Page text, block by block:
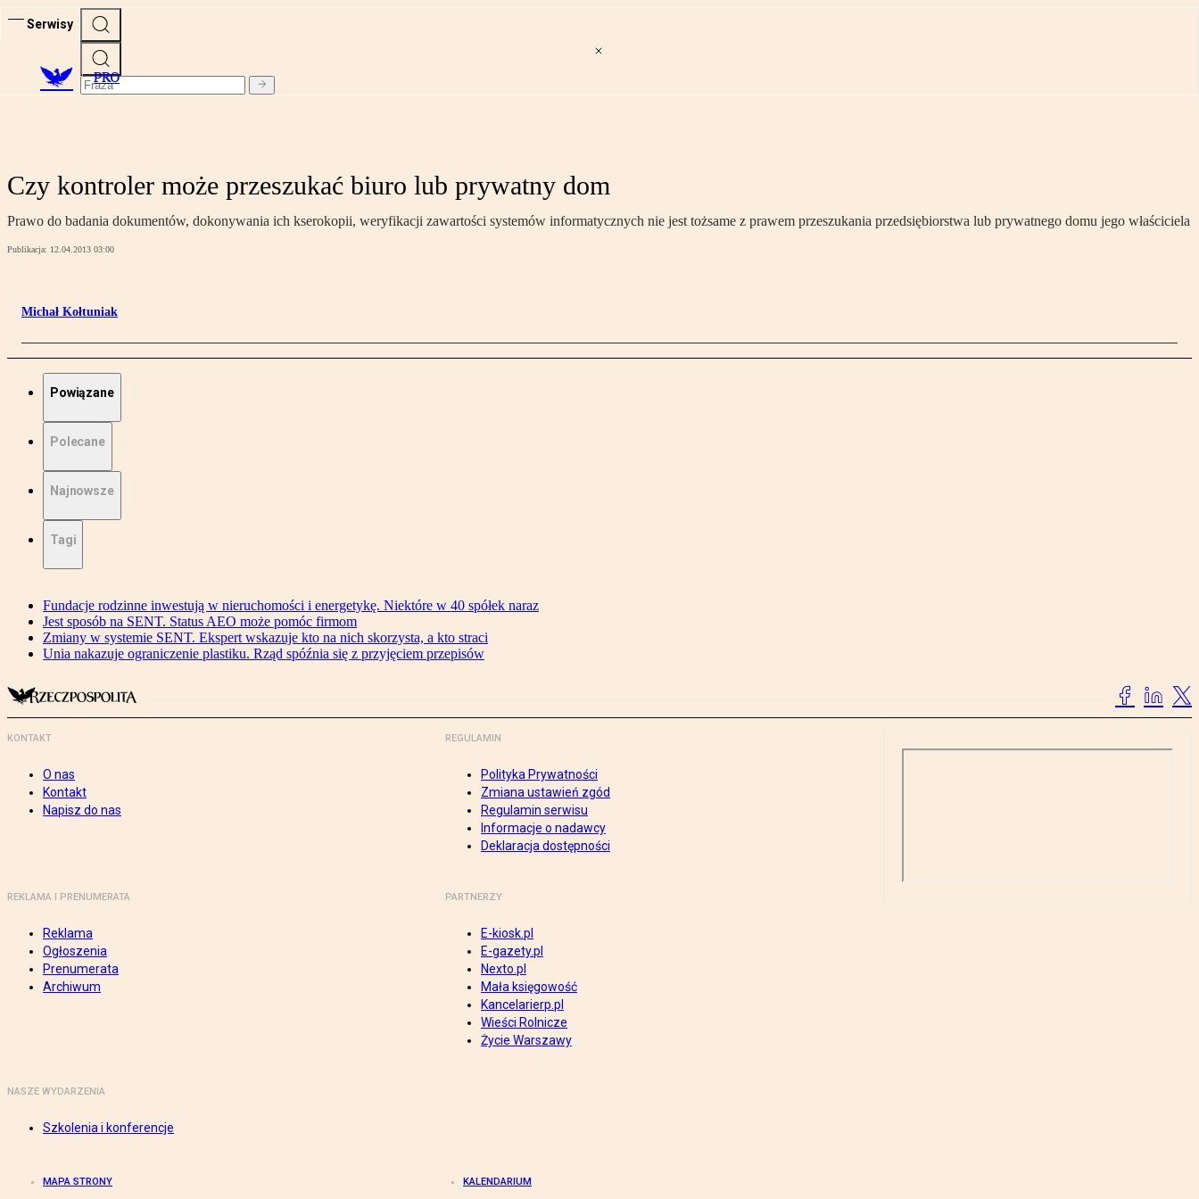
Serwisy
PRO
Czy kontroler może przeszukać biuro lub prywatny dom
Prawo do badania dokumentów, dokonywania ich kserokopii, weryfikacji zawartości systemów informatycznych nie jest tożsame z prawem przeszukania przedsiębiorstwa lub prywatnego domu jego właściciela
Publikacja: 12.04.2013 03:00
Michał Kołtuniak
Powiązane
Polecane
Najnowsze
Tagi
Fundacje rodzinne inwestują w nieruchomości i energetykę. Niektóre w 40 spółek naraz
Jest sposób na SENT. Status AEO może pomóc firmom
Zmiany w systemie SENT. Ekspert wskazuje kto na nich skorzysta, a kto straci
Unia nakazuje ograniczenie plastiku. Rząd spóźnia się z przyjęciem przepisów
KONTAKT
O nas
Kontakt
Napisz do nas
REGULAMIN
Polityka Prywatności
Zmiana ustawień zgód
Regulamin serwisu
Informacje o nadawcy
Deklaracja dostępności
REKLAMA I PRENUMERATA
Reklama
Ogłoszenia
Prenumerata
Archiwum
PARTNERZY
E-kiosk.pl
E-gazety.pl
Nexto.pl
Mała księgowość
Kancelarierp.pl
Wieści Rolnicze
Życie Warszawy
NASZE WYDARZENIA
Szkolenia i konferencje
MAPA STRONY KALENDARIUM